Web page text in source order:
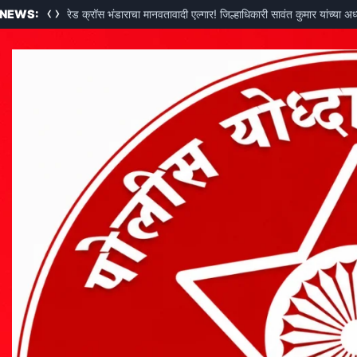
रेड क्रॉस भंडाराचा मानवतावादी एल्गार! जिल्हाधिकारी सावंत कुमार यांच्या
‹›